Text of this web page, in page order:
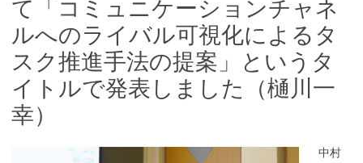
て「コミュニケーションチャネ
ルへのライバル可視化によるタ
スク推進手法の提案」というタ
イトルで発表しました（樋川一
幸）
中村